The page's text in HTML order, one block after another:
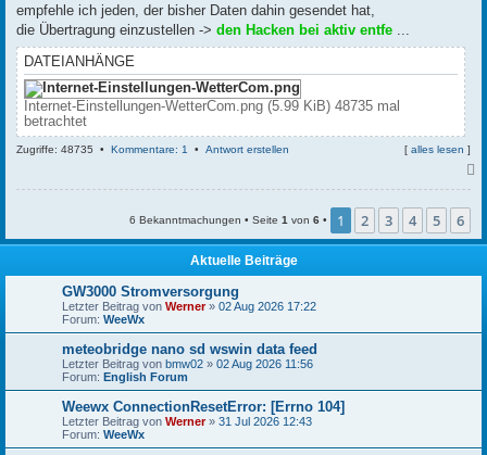
empfehle ich jeden, der bisher Daten dahin gesendet hat,
die Übertragung einzustellen -> den Hacken bei aktiv entfe ...
DATEIANHÄNGE
Internet-Einstellungen-WetterCom.png (5.99 KiB) 48735 mal
betrachtet
Zugriffe: 48735 • Kommentare: 1 • Antwort erstellen [ alles lesen ]
b
n
6 Bekanntmachungen • Seite 1 von 6 • 1 2 3 4 5 6
Aktuelle Beiträge
GW3000 Stromversorgung
Letzter Beitrag von Werner» 02 Aug 2026 17:22
Forum: WeeWx
meteobridge nano sd wswin data feed
Letzter Beitrag von bmw02 » 02 Aug 2026 11:56
Forum: English Forum
Weewx ConnectionResetError: [Errno 104]
Letzter Beitrag von Werner» 31 Jul 2026 12:43
Forum: WeeWx